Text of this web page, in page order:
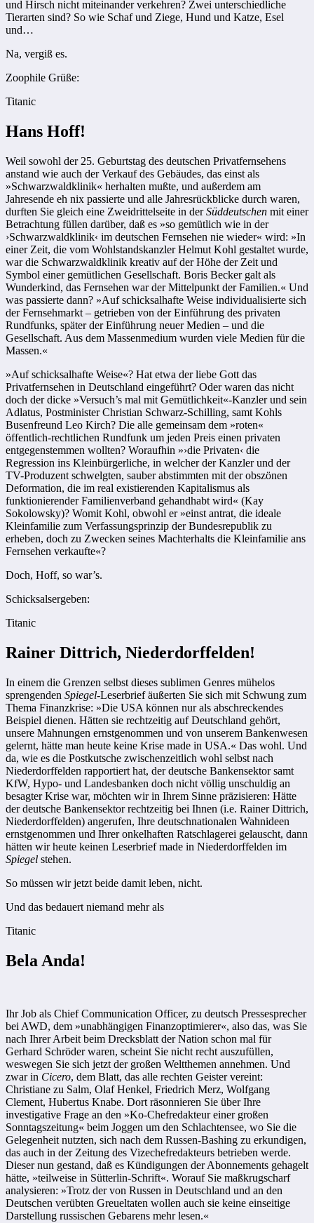
und Hirsch nicht miteinander verkehren? Zwei unterschiedliche
Tierarten sind? So wie Schaf und Ziege, Hund und Katze, Esel
und…
Na, vergiß es.
Zoophile Grüße:
Titanic
Hans Hoff!
Weil sowohl der 25. Geburtstag des deutschen Privatfernsehens
anstand wie auch der Verkauf des Gebäudes, das einst als
»Schwarzwaldklinik« herhalten mußte, und außerdem am
Jahresende eh nix passierte und alle Jahresrückblicke durch waren,
durften Sie gleich eine Zweidrittelseite in derSüddeutschen mit einer
Betrachtung füllen darüber, daß es »so gemütlich wie in der
›Schwarzwaldklinik‹ im deutschen Fernsehen nie wieder« wird: »In
einer Zeit, die vom Wohlstandskanzler Helmut Kohl gestaltet wurde,
war die Schwarzwaldklinik kreativ auf der Höhe der Zeit und
Symbol einer gemütlichen Gesellschaft. Boris Becker galt als
Wunderkind, das Fernsehen war der Mittelpunkt der Familien.« Und
was passierte dann? »Auf schicksalhafte Weise individualisierte sich
der Fernsehmarkt – getrieben von der Einführung des privaten
Rundfunks, später der Einführung neuer Medien – und die
Gesellschaft. Aus dem Massenmedium wurden viele Medien für die
Massen.«
»Auf schicksalhafte Weise«? Hat etwa der liebe Gott das
Privatfernsehen in Deutschland eingeführt? Oder waren das nicht
doch der dicke »Versuch’s mal mit Gemütlichkeit«-Kanzler und sein
Adlatus, Postminister Christian Schwarz-Schilling, samt Kohls
Busenfreund Leo Kirch? Die alle gemeinsam dem »roten«
öffentlich-rechtlichen Rundfunk um jeden Preis einen privaten
entgegenstemmen wollten? Woraufhin »›die Privaten‹ die
Regression ins Kleinbürgerliche, in welcher der Kanzler und der
TV-Produzent schwelgten, sauber abstimmten mit der obszönen
Deformation, die im real existierenden Kapitalismus als
funktionierender Familienverband gehandhabt wird« (Kay
Sokolowsky)? Womit Kohl, obwohl er »einst antrat, die ideale
Kleinfamilie zum Verfassungsprinzip der Bundesrepublik zu
erheben, doch zu Zwecken seines Machterhalts die Kleinfamilie ans
Fernsehen verkaufte«?
Doch, Hoff, so war’s.
Schicksalsergeben:
Titanic
Rainer Dittrich, Niederdorffelden!
In einem die Grenzen selbst dieses sublimen Genres mühelos
sprengenden Spiegel-Leserbrief äußerten Sie sich mit Schwung zum
Thema Finanzkrise: »Die USA können nur als abschreckendes
Beispiel dienen. Hätten sie rechtzeitig auf Deutschland gehört,
unsere Mahnungen ernstgenommen und von unserem Bankenwesen
gelernt, hätte man heute keine Krise made in USA.« Das wohl. Und
da, wie es die Postkutsche zwischenzeitlich wohl selbst nach
Niederdorffelden rapportiert hat, der deutsche Bankensektor samt
KfW, Hypo- und Landesbanken doch nicht völlig unschuldig an
besagter Krise war, möchten wir in Ihrem Sinne präzisieren: Hätte
der deutsche Bankensektor rechtzeitig bei Ihnen (i.e. Rainer Dittrich,
Niederdorffelden) angerufen, Ihre deutschnationalen Wahnideen
ernstgenommen und Ihrer onkelhaften Ratschlagerei gelauscht, dann
hätten wir heute keinen Leserbrief made in Niederdorffelden im
Spiegel stehen.
So müssen wir jetzt beide damit leben, nicht.
Und das bedauert niemand mehr als
Titanic
Bela Anda!
Ihr Job als Chief Communication Officer, zu deutsch Pressesprecher
bei AWD, dem »unabhängigen Finanzoptimierer«, also das, was Sie
nach Ihrer Arbeit beim Drecksblatt der Nation schon mal für
Gerhard Schröder waren, scheint Sie nicht recht auszufüllen,
weswegen Sie sich jetzt der großen Weltthemen annehmen. Und
zwar in Cicero, dem Blatt, das alle rechten Geister vereint:
Christiane zu Salm, Olaf Henkel, Friedrich Merz, Wolfgang
Clement, Hubertus Knabe. Dort räsonnieren Sie über Ihre
investigative Frage an den »Ko-Chefredakteur einer großen
Sonntagszeitung« beim Joggen um den Schlachtensee, wo Sie die
Gelegenheit nutzten, sich nach dem Russen-Bashing zu erkundigen,
das auch in der Zeitung des Vizechefredakteurs betrieben werde.
Dieser nun gestand, daß es Kündigungen der Abonnements gehagelt
hätte, »teilweise in Sütterlin-Schrift«. Worauf Sie maßkrugscharf
analysieren: »Trotz der von Russen in Deutschland und an den
Deutschen verübten Greueltaten wollen auch sie keine einseitige
Darstellung russischen Gebarens mehr lesen.«